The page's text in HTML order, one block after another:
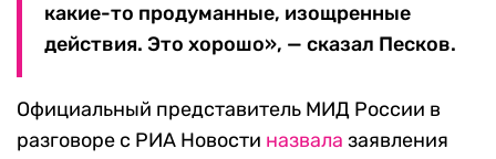
какие-то продуманные, изощренные
действия. Это хорошо», — сказал Песков.
Официальный представитель МИД России в
разговоре с РИА Новости назвала заявления